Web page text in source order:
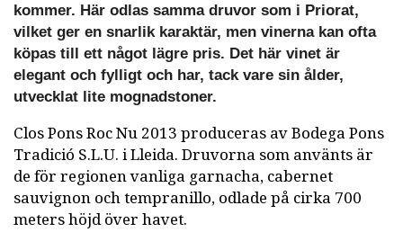
kommer. Här odlas samma druvor som i Priorat,
vilket ger en snarlik karaktär, men vinerna kan ofta
köpas till ett något lägre pris. Det här vinet är
elegant och fylligt och har, tack vare sin ålder,
utvecklat lite mognadstoner.
Clos Pons Roc Nu 2013 produceras av Bodega Pons
Tradició S.L.U. i Lleida. Druvorna som använts är
de för regionen vanliga garnacha, cabernet
sauvignon och tempranillo, odlade på cirka 700
meters höjd över havet.